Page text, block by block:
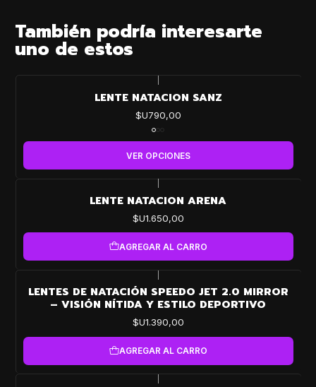
También podría interesarte
uno de estos
LENTE NATACION SANZ
$U790,00
VER OPCIONES
LENTE NATACION ARENA
$U1.650,00
AGREGAR AL CARRO
LENTES DE NATACIÓN SPEEDO JET 2.0 MIRROR
– VISIÓN NÍTIDA Y ESTILO DEPORTIVO
$U1.390,00
AGREGAR AL CARRO